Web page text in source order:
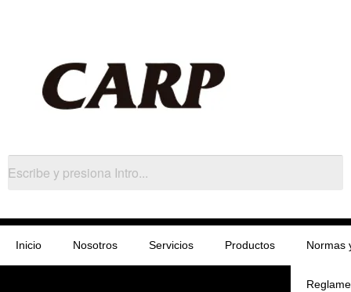
Inicio Nosotros Servicios Productos Normas